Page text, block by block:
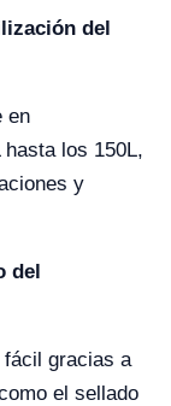
del
en
los 150L,
y
del
fácil gracias a
el sellado